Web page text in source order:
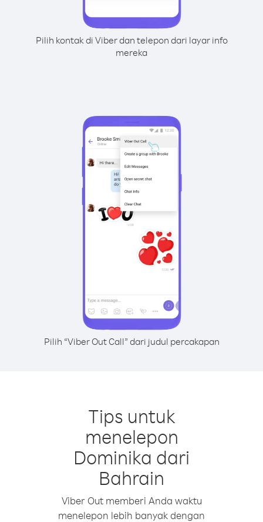
Pilih kontak di Viber dan telepon dari layar info
mereka
Pilih “Viber Out Call” dari judul percakapan
Tips untuk
menelepon
Dominika dari
Bahrain
Viber Out memberi Anda waktu
menelepon lebih banyak dengan